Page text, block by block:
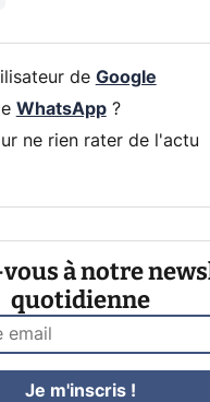
de Google
WhatsApp?
ne rien rater de l'actu
à notre
quotidienne
Je m'inscris !